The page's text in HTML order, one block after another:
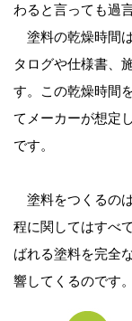
わると言っても過
塗料の乾燥時間
タログや仕様書、
す。この乾燥時間
てメーカーが想定
です。
塗料をつくるの
程に関してはすべ
ばれる塗料を完全
響してくるのです。